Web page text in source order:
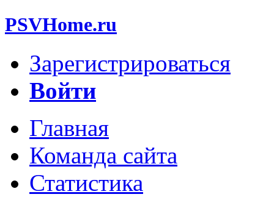
PSVHome.ru
Зарегистрироваться
Войти
Главная
Команда сайта
Статистика